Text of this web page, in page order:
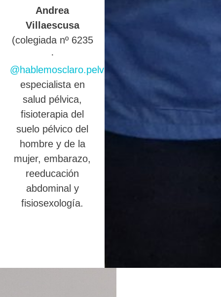
Andrea
Villaescusa
(colegiada nº 6235
·
@hablemosclaro.pelvic
),
especialista en
salud pélvica,
fisioterapia del
suelo pélvico del
hombre y de la
mujer, embarazo,
reeducación
abdominal y
fisiosexología.